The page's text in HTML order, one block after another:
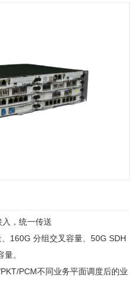
，统一传送
160G 分组交叉容量、50G SDH
。
PCM不同业务平面调度后的业